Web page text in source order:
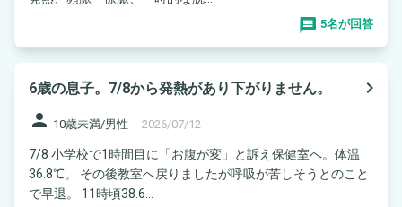
5名が回答
6歳の息子。7/8から発熱があり下がりません。
navigate_next
person 10歳未満/男性 - 2026/07/12
7/8 小学校で1時間目に「お腹が変」と訴え保健室へ。体温
36.8℃。 その後教室へ戻りましたが呼吸が苦しそうとのこと
で早退。 11時頃38.6...